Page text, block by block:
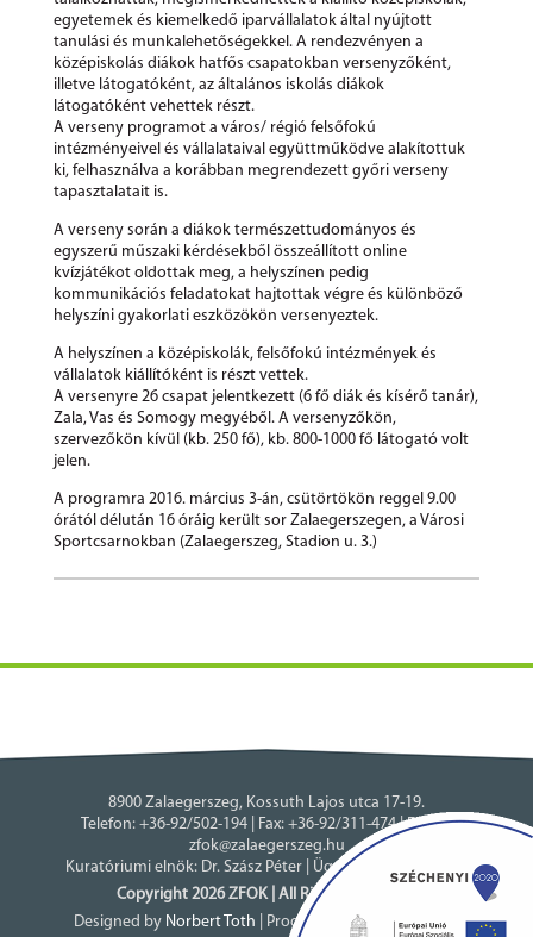
egyetemek és kiemelkedő iparvállalatok által nyújtott
tanulási és munkalehetőségekkel. A rendezvényen a
középiskolás diákok hatfős csapatokban versenyzőként,
illetve látogatóként, az általános iskolás diákok
látogatóként vehettek részt.
A verseny programot a város/ régió felsőfokú
intézményeivel és vállalataival együttműködve alakítottuk
ki, felhasználva a korábban megrendezett győri verseny
tapasztalatait is.
A verseny során a diákok természettudományos és
egyszerű műszaki kérdésekből összeállított online
kvízjátékot oldottak meg, a helyszínen pedig
kommunikációs feladatokat hajtottak végre és különböző
helyszíni gyakorlati eszközökön versenyeztek.
A helyszínen a középiskolák, felsőfokú intézmények és
vállalatok kiállítóként is részt vettek.
A versenyre 26 csapat jelentkezett (6 fő diák és kísérő tanár),
Zala, Vas és Somogy megyéből. A versenyzőkön,
szervezőkön kívül (kb. 250 fő), kb. 800-1000 fő látogató volt
jelen.
A programra 2016. március 3-án, csütörtökön reggel 9.00
órától délután 16 óráig került sor Zalaegerszegen, a Városi
Sportcsarnokban (Zalaegerszeg, Stadion u. 3.)
8900 Zalaegerszeg, Kossuth Lajos utca 17-19.
Telefon: +36-92/502-194 | Fax: +36-92/311-474 | E-mail:
zfok@zalaegerszeg.hu
Kuratóriumi elnök: Dr. Szász Péter | Ügyvivő: Szuper Ildikó
Copyright 2026 ZFOK | All Rights Reserved.
Designed by Norbert Toth | Programmed by ASSEMBLY